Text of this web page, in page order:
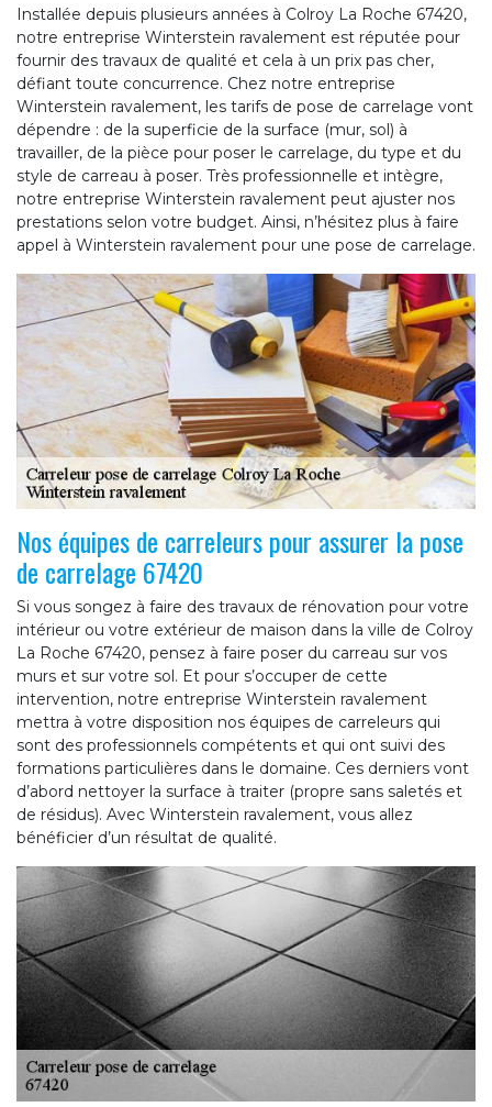
Installée depuis plusieurs années à Colroy La Roche 67420,
notre entreprise Winterstein ravalement est réputée pour
fournir des travaux de qualité et cela à un prix pas cher,
défiant toute concurrence. Chez notre entreprise
Winterstein ravalement, les tarifs de pose de carrelage vont
dépendre : de la superficie de la surface (mur, sol) à
travailler, de la pièce pour poser le carrelage, du type et du
style de carreau à poser. Très professionnelle et intègre,
notre entreprise Winterstein ravalement peut ajuster nos
prestations selon votre budget. Ainsi, n’hésitez plus à faire
appel à Winterstein ravalement pour une pose de carrelage.
Nos équipes de carreleurs pour assurer la pose
de carrelage 67420
Si vous songez à faire des travaux de rénovation pour votre
intérieur ou votre extérieur de maison dans la ville de Colroy
La Roche 67420, pensez à faire poser du carreau sur vos
murs et sur votre sol. Et pour s’occuper de cette
intervention, notre entreprise Winterstein ravalement
mettra à votre disposition nos équipes de carreleurs qui
sont des professionnels compétents et qui ont suivi des
formations particulières dans le domaine. Ces derniers vont
d’abord nettoyer la surface à traiter (propre sans saletés et
de résidus). Avec Winterstein ravalement, vous allez
bénéficier d’un résultat de qualité.